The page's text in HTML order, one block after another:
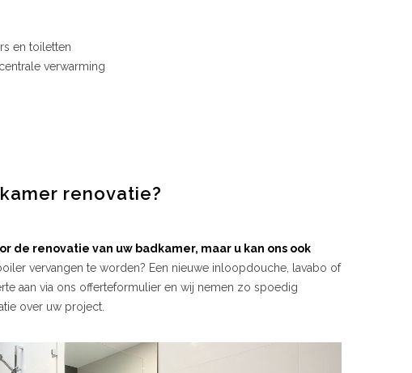
en toiletten
verwarming
renovatie?
de renovatie van uw badkamer, maar u kan ons ook
vervangen te worden? Een nieuwe inloopdouche, lavabo of
aan via ons offerteformulier en wij nemen zo spoedig
over uw project.